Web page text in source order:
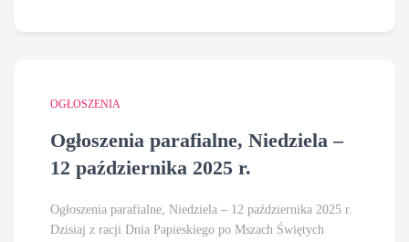
OGŁOSZENIA
Ogłoszenia parafialne, Niedziela –
12 października 2025 r.
Ogłoszenia parafialne, Niedziela – 12 października 2025 r.
Dzisiaj z racji Dnia Papieskiego po Mszach Świętych